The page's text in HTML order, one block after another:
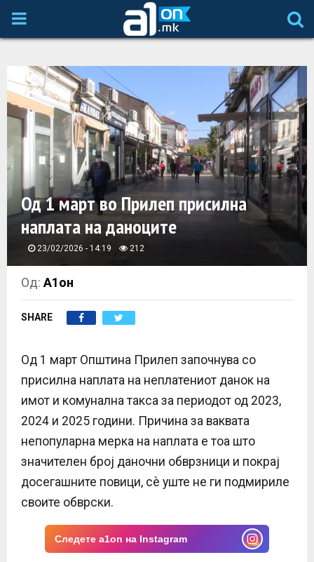
P
I
M
A
R
M
E
N
U
Од 1 март во Прилеп присилна
наплата на даноците
23/02/2026 - 14:19 212
Од:А1он
SHARE
Од 1 март Општина Прилеп започнува со
присилна наплата на неплатениот данок на
имот и комунална такса за периодот од 2023,
2024 и 2025 години. Причина за ваквата
непопуларна мерка на наплата е тоа што
значителен број даночни обврзници и покрај
досегашните повици, сѐ уште не ги подмириле
своите обврски.
Следете a1on на Instagram